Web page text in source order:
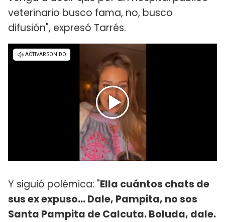
veterinario busco fama, no, busco
difusión", expresó Tarrés.
Y siguió polémica: "Ella cuántos chats de
sus ex expuso... Dale, Pampita, no sos
Santa Pampita de Calcuta. Boluda, dale.